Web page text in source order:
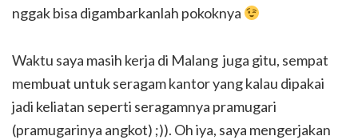
nggak bisa digambarkanlah pokoknya
Waktu saya masih kerja di Malang juga gitu, sempat
membuat untuk seragam kantor yang kalau dipakai
jadi keliatan seperti seragamnya pramugari
(pramugarinya angkot) ;)). Oh iya, saya mengerjakan